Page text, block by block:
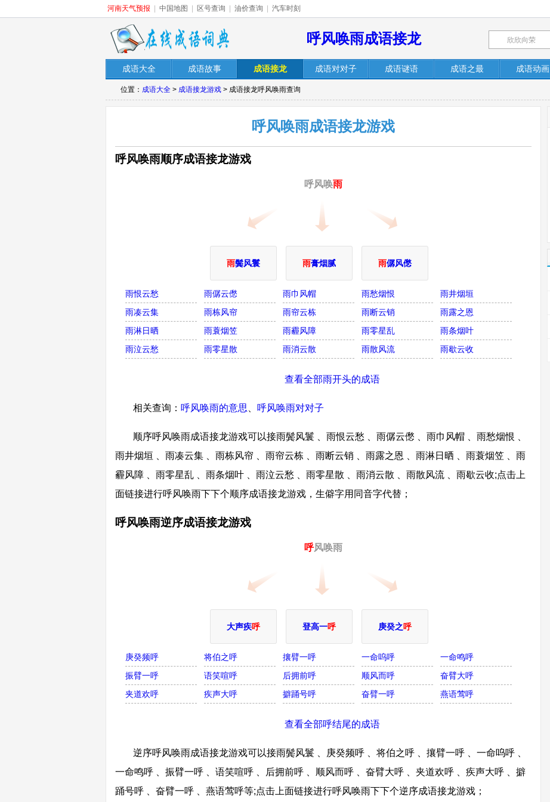
河南天气预报 中国地图 区号查询 油价查询 汽车时刻
呼风唤雨成语接龙
成语大全 成语故事 成语接龙 成语对对子 成语谜语 成语之最 成语动画
位置： 成语大全 > 成语接龙游戏 > 成语接龙呼风唤雨查询
呼风唤雨成语接龙游戏
呼风唤雨顺序成语接龙游戏
呼风唤雨
雨鬓风鬟 雨膏烟腻 雨僝风僽
雨恨云愁 雨僝云僽 雨巾风帽 雨愁烟恨
雨井烟垣
雨凑云集
雨栋风帘 雨帘云栋 雨断云销
雨露之恩
雨淋日晒
雨蓑烟笠 雨霾风障 雨零星乱
雨条烟叶
雨泣云愁
雨零星散 雨消云散 雨散风流 雨歇云收
查看全部雨开头的成语
相关查询： 呼风唤雨的意思 呼风唤雨对对子
顺序呼风唤雨成语接龙游戏可以接雨鬓风鬟 、雨恨云愁 、雨僝云僽 、雨巾风帽 、雨愁烟恨 、
雨井烟垣 、雨凑云集 、雨栋风帘 、雨帘云栋 、雨断云销 、雨露之恩 、雨淋日晒 、雨蓑烟笠 、雨
霾风障 、雨零星乱 、雨条烟叶 、雨泣云愁 、雨零星散 、雨消云散 、雨散风流 、雨歇云收;点击上
面链接进行呼风唤雨下下个顺序成语接龙游戏，生僻字用同音字代替；
呼风唤雨逆序成语接龙游戏
呼风唤雨
大声疾呼 登高一呼 庚癸之呼
庚癸频呼 将伯之呼 攘臂一呼 一命呜呼
一命鸣呼
振臂一呼
语笑喧呼 后拥前呼 顺风而呼
奋臂大呼
夹道欢呼
疾声大呼 擗踊号呼 奋臂一呼 燕语莺呼
查看全部呼结尾的成语
逆序呼风唤雨成语接龙游戏可以接雨鬓风鬟 、庚癸频呼 、将伯之呼 、攘臂一呼 、一命呜呼 、
一命鸣呼 、振臂一呼 、语笑喧呼 、后拥前呼 、顺风而呼 、奋臂大呼 、夹道欢呼 、疾声大呼 、擗
踊号呼 、奋臂一呼 、燕语莺呼等;点击上面链接进行呼风唤雨下下个逆序成语接龙游戏；